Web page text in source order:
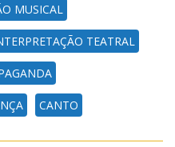
MUSICAL
TEATRAL
CANTO